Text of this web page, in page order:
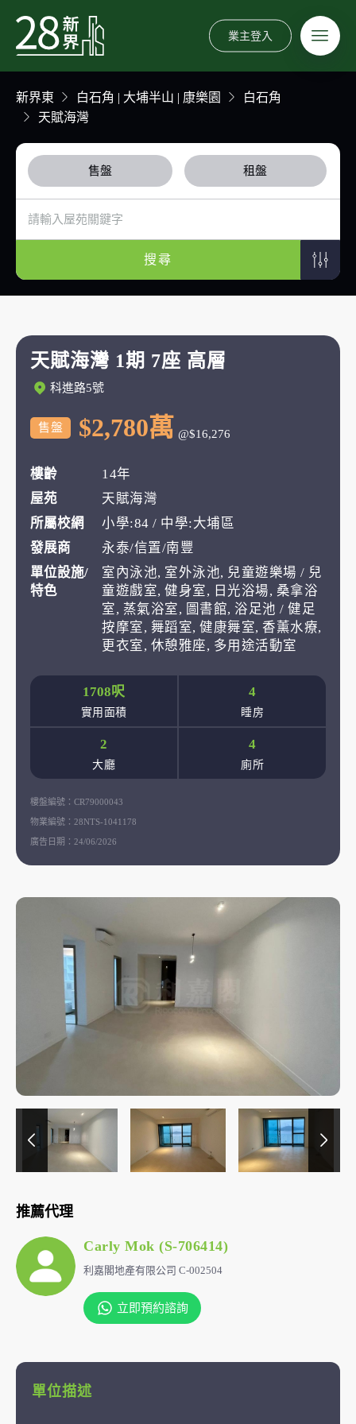
業主登入
新界東 白石角 | 大埔半山 | 康樂園
白石角
天賦海灣
售盤 租盤
搜尋
天賦海灣 1期 7座 高層
科進路5號
售盤 $2,780萬 @$16,276
樓齡
14年
屋苑
天賦海灣
所屬校網
小學:84 / 中學:大埔區
發展商
永泰/信置/南豐
單位設施/
特色
室內泳池, 室外泳池, 兒童遊樂場 / 兒
童遊戲室, 健身室, 日光浴場, 桑拿浴
室, 蒸氣浴室, 圖書館, 浴足池 / 健足
按摩室, 舞蹈室, 健康舞室, 香薰水療,
更衣室, 休憩雅座, 多用途活動室
1708呎
實用面積
4
睡房
2
大廳
4
廁所
樓盤編號： CR79000043
物業編號： 28NTS-1041178
廣告日期： 24/06/2026
推薦代理
Carly Mok (S-706414)
利嘉閣地產有限公司 C-002504
立即預約諮詢
單位描述